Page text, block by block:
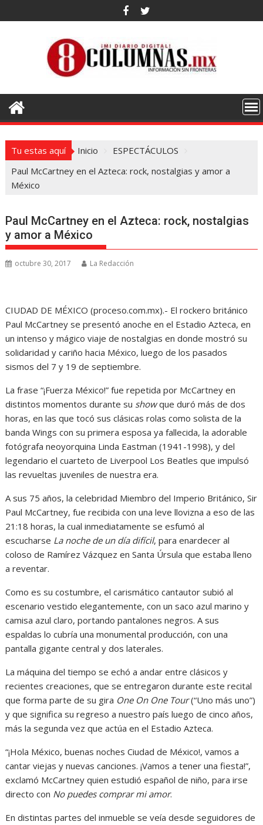
al
Tu estas aquí Inicio
ESPECTÁCULOS
Paul McCartney en el Azteca: rock, nostalgias y amor a
México
Paul McCartney en el Azteca: rock, nostalgias
y amor a México
octubre 30, 2017 La Redacción
CIUDAD DE MÉXICO (proceso.com.mx).- El rockero británico
Paul McCartney se presentó anoche en el Estadio Azteca, en
un intenso y mágico viaje de nostalgias en donde mostró su
solidaridad y cariño hacia México, luego de los pasados
sismos del 7 y 19 de septiembre.
La frase “¡Fuerza México!” fue repetida por McCartney en
distintos momentos durante su showque duró más de dos
horas, en las que tocó sus clásicas rolas como solista de la
banda Wings con su primera esposa ya fallecida, la adorable
fotógrafa neoyorquina Linda Eastman (1941-1998), y del
legendario el cuarteto de Liverpool Los Beatles que impulsó
las revueltas juveniles de nuestra era.
A sus 75 años, la celebridad Miembro del Imperio Británico, Sir
Paul McCartney, fue recibida con una leve llovizna a eso de las
21:18 horas, la cual inmediatamente se esfumó al
escucharse La noche de un día difícil, para enardecer al
coloso de Ramírez Vázquez en Santa Úrsula que estaba lleno
a reventar.
Como es su costumbre, el carismático cantautor subió al
escenario vestido elegantemente, con un saco azul marino y
camisa azul claro, portando pantalones negros. A sus
espaldas lo cubría una monumental producción, con una
pantalla gigante central y dos laterales.
La máquina del tiempo se echó a andar entre clásicos y
recientes creaciones, que se entregaron durante este recital
que forma parte de su gira One On One Tour(“Uno más uno”)
y que significa su regreso a nuestro país luego de cinco años,
más la segunda vez que actúa en el Estadio Azteca.
“¡Hola México, buenas noches Ciudad de México!, vamos a
cantar viejas y nuevas canciones. ¡Vamos a tener una fiesta!”,
exclamó McCartney quien estudió español de niño, para irse
directo con No puedes comprar mi amor.
En distintas partes del inmueble se veía desde seguidores de